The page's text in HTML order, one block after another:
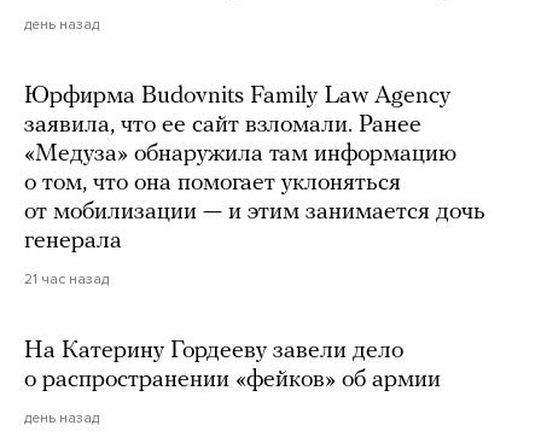
день назад
Юрфирма Budovnits Family Law Agency
заявила, что ее сайт взломали. Ранее
«Медуза» обнаружила там информацию
о том, что она помогает уклоняться
от мобилизации — и этим занимается дочь
генерала
21 час назад
На Катерину Гордееву завели дело
о распространении «фейков» об армии
день назад